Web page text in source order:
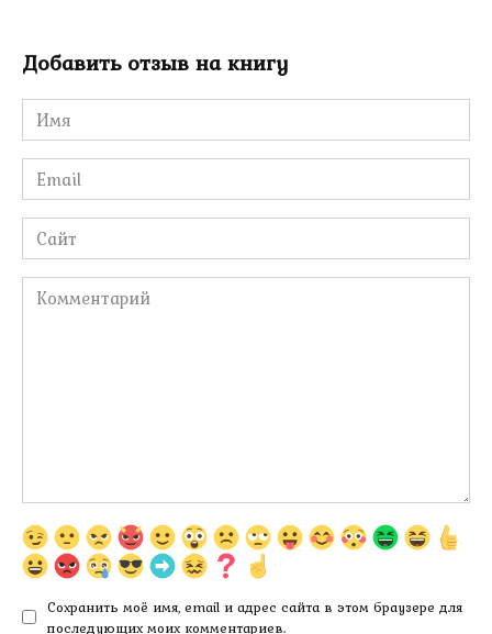
Добавить отзыв на книгу
Имя
*
Email
*
Сайт
Комментарий
Сохранить моё имя, email и адрес сайта в этом браузере для
последующих моих комментариев.